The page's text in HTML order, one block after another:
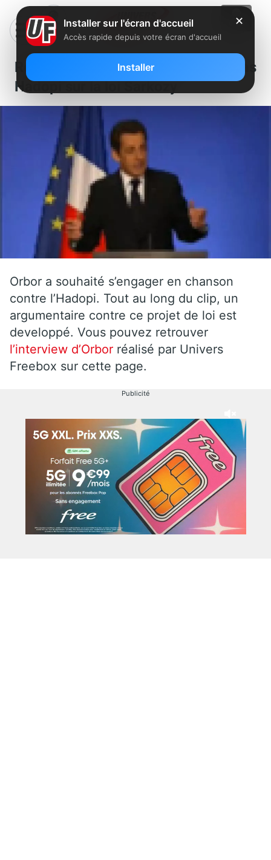
Réplique à la réforme de Nicolas
Hadopi sur la loi Sarkozy
Orbor a souhaité s’engager en chanson
contre l’Hadopi. Tout au long du clip, un
argumentaire contre ce projet de loi est
developpé. Vous pouvez retrouver
l’interview d’Orbor réalisé par Univers
Freebox sur cette page.
Publicité
✕
Installer sur l'écran d'accueil
Accès rapide depuis votre écran d'accueil
Installer